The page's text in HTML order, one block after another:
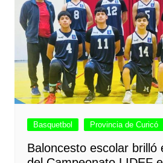
Basquetbol Provincia de Curicó
Baloncesto escolar brilló